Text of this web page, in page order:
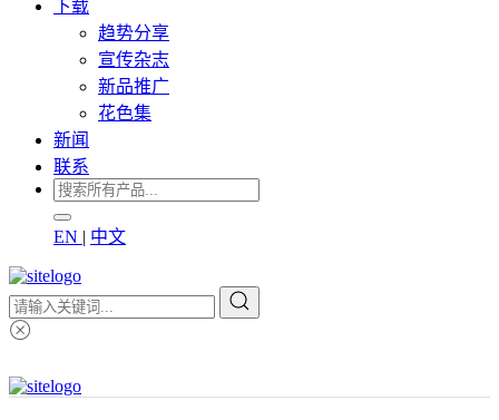
下载
趋势分享
宣传杂志
新品推广
花色集
新闻
联系
EN | 中文